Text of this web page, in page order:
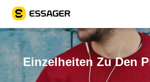
Einzelheiten Zu Den